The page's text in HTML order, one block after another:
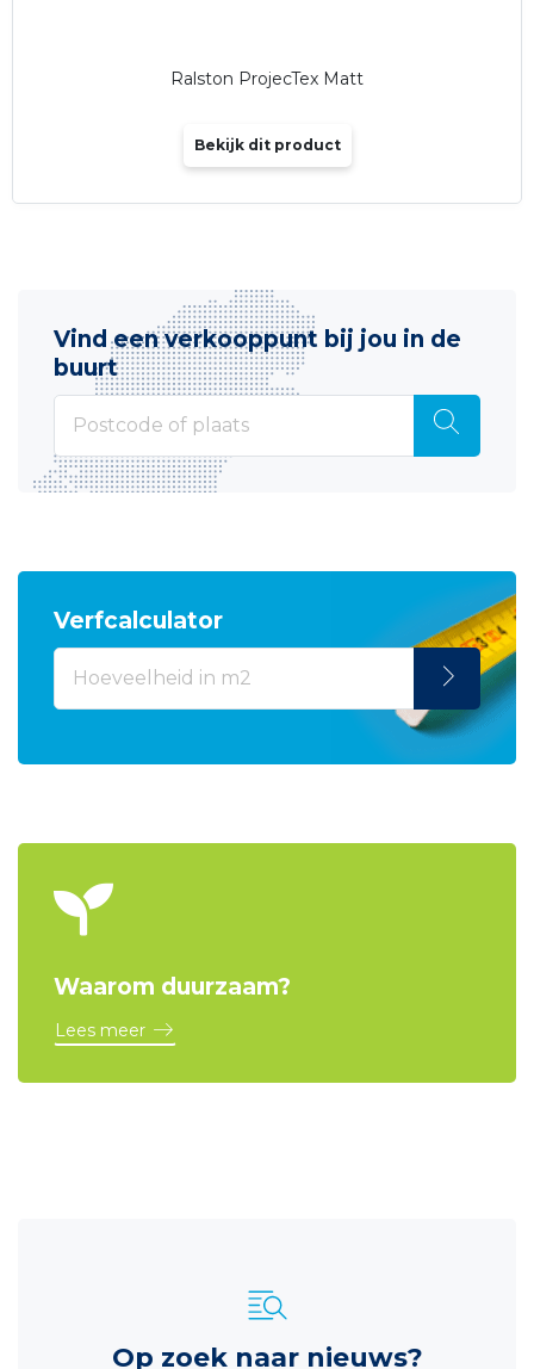
Ralston ProjecTex Matt
Bekijk dit product
Vind een verkooppunt bij jou in de
buurt
Verfcalculator
Waarom duurzaam?
Lees meer
Op zoek naar nieuws?